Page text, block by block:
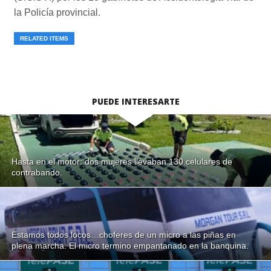
la Policía provincial.
RELATED ITEMS
PUEDE INTERESARTE
Hasta en el motor: dos mujeres llevaban 130 celulares de
contrabando.
Estamos todos locos…choferes de un micro a las piñas en
plena marcha. El micro termino empantanado en la banquina.